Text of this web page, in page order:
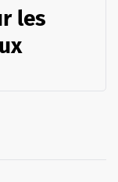
les